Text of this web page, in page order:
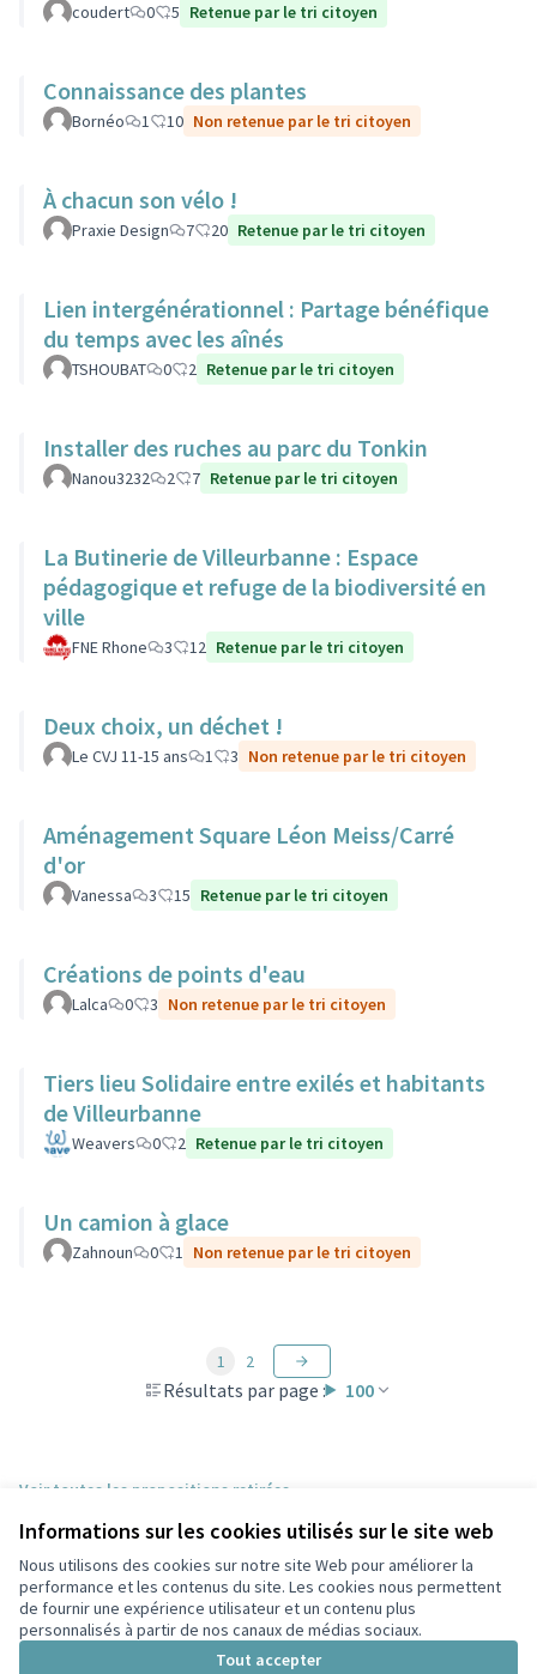
Informations sur les cookies utilisés sur le site web
Nous utilisons des cookies sur notre site Web pour améliorer la
performance et les contenus du site. Les cookies nous permettent
de fournir une expérience utilisateur et un contenu plus
personnalisés à partir de nos canaux de médias sociaux.
Tout accepter
coudert 0 5 Retenue par le tri citoyen
Connaissance des plantes
Bornéo 1 10 Non retenue par le tri citoyen
À chacun son vélo !
Praxie Design 7 20 Retenue par le tri citoyen
Lien intergénérationnel : Partage bénéfique
du temps avec les aînés
TSHOUBAT 0 2 Retenue par le tri citoyen
Installer des ruches au parc du Tonkin
Nanou3232 2 7 Retenue par le tri citoyen
La Butinerie de Villeurbanne : Espace
pédagogique et refuge de la biodiversité en
ville
FNE Rhone 3 12 Retenue par le tri citoyen
Deux choix, un déchet !
Le CVJ 11-15 ans 1 3 Non retenue par le tri citoyen
Aménagement Square Léon Meiss/Carré
d'or
Vanessa 3 15 Retenue par le tri citoyen
Créations de points d'eau
Lalca 0 3 Non retenue par le tri citoyen
Tiers lieu Solidaire entre exilés et habitants
de Villeurbanne
Weavers 0 2 Retenue par le tri citoyen
Un camion à glace
Zahnoun 0 1 Non retenue par le tri citoyen
Résultats par page : 100
1 2
Voir toutes les propositions retirées
Conditions d'utilisation
Paramètres des cookies
Participez Villeurbanne sur X
(Lien externe)
Participez Villeurbanne sur Facebook
Participez Villeurbanne sur Instagram
Participez Villeurbanne sur YouTube
(Lien externe)